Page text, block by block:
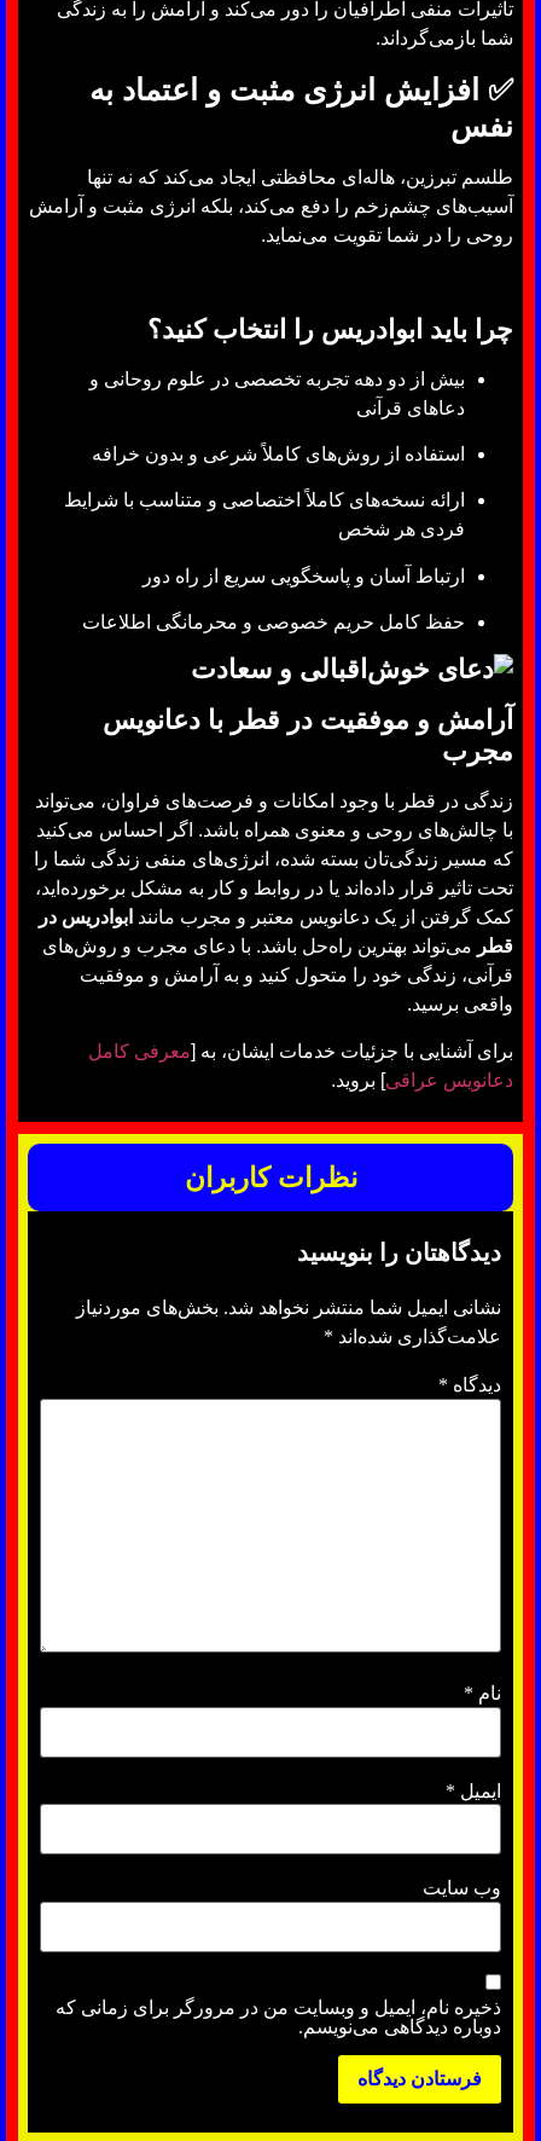
تاثیرات منفی اطرافیان را دور می‌کند و آرامش را به زندگی
شما بازمی‌گرداند.
✅ افزایش انرژی مثبت و اعتماد به
نفس
طلسم تبرزین، هاله‌ای محافظتی ایجاد می‌کند که نه تنها
آسیب‌های چشم‌زخم را دفع می‌کند، بلکه انرژی مثبت و آرامش
روحی را در شما تقویت می‌نماید.
چرا باید ابوادریس را انتخاب کنید؟
بیش از دو دهه تجربه تخصصی در علوم روحانی و
دعاهای قرآنی
استفاده از روش‌های کاملاً شرعی و بدون خرافه
ارائه نسخه‌های کاملاً اختصاصی و متناسب با شرایط
فردی هر شخص
ارتباط آسان و پاسخگویی سریع از راه دور
حفظ کامل حریم خصوصی و محرمانگی اطلاعات
آرامش و موفقیت در قطر با دعانویس
مجرب
زندگی در قطر با وجود امکانات و فرصت‌های فراوان، می‌تواند
با چالش‌های روحی و معنوی همراه باشد. اگر احساس می‌کنید
که مسیر زندگی‌تان بسته شده، انرژی‌های منفی زندگی شما را
تحت تاثیر قرار داده‌اند یا در روابط و کار به مشکل برخورده‌اید،
کمک گرفتن از یک دعانویس معتبر و مجرب مانند ابوادریس در
قطر می‌تواند بهترین راه‌حل باشد. با دعای مجرب و روش‌های
قرآنی، زندگی خود را متحول کنید و به آرامش و موفقیت
واقعی برسید.
برای آشنایی با جزئیات خدمات ایشان، به [معرفی کامل
دعانویس عراقی] بروید.
نظرات کاربران
دیدگاهتان را بنویسید
نشانی ایمیل شما منتشر نخواهد شد. بخش‌های موردنیاز
علامت‌گذاری شده‌اند *
دیدگاه *
نام *
ایمیل *
وب‌ سایت
ذخیره نام، ایمیل و وبسایت من در مرورگر برای زمانی که
دوباره دیدگاهی می‌نویسم.